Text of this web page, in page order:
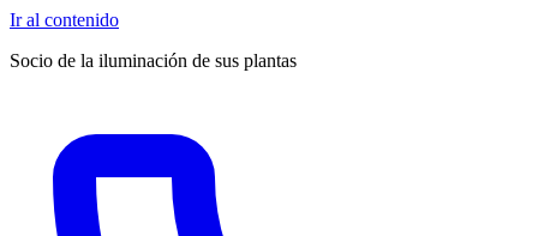
Ir al contenido
Socio de la iluminación de sus plantas